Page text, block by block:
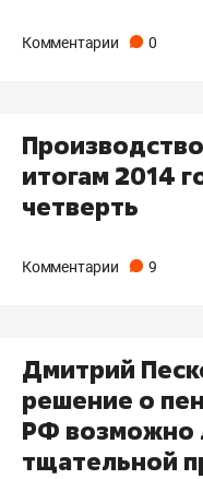
Комментарии 0
итогам 2014
четверть
Комментарии 9
Дмитрий
решение о
РФ возможно
тщательной